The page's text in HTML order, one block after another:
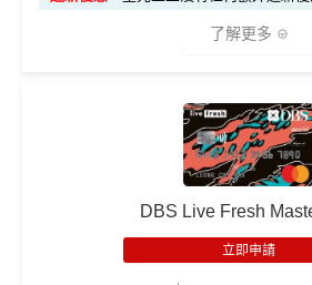
iBanking繳費無里數
信用卡交保險費點交都無積分
了解更多
5%回贈，包括餐飲
飾及醫療服務*
其他零售簽賬1%現金回贈^
DBS Live Fresh
立即申請